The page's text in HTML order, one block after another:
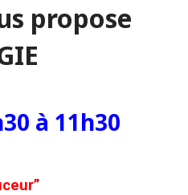
propose
à 11h30